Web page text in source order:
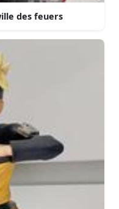
des feuers